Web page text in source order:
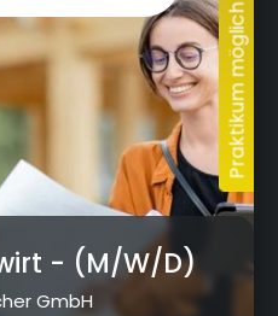
- (M/W/D)
GmbH